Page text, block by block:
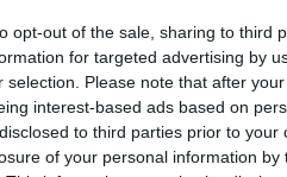
opt-out of the sale, sharing to third
for targeted advertising by
selection. Please note that after
interest-based ads based on
to third parties prior to
of your personal information by
για μονή όπως
ώρες.
δικογραφία
Αθηνών για